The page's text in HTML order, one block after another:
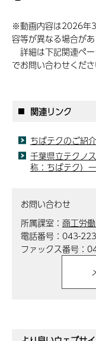
※動画内容は2026年
容等が異なる場合があ
詳細は下記関連ペ
でお問い合わせくださ
関連リンク
ちばテクのご紹介
千葉県立テクノ
称：ちばテク）
お問い合わせ
所属課室： 商工労
電話番号：043-
ファックス番号：